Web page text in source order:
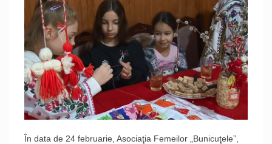
În data de 24 februarie, Asociaţia Femeilor „Bunicuţele”,